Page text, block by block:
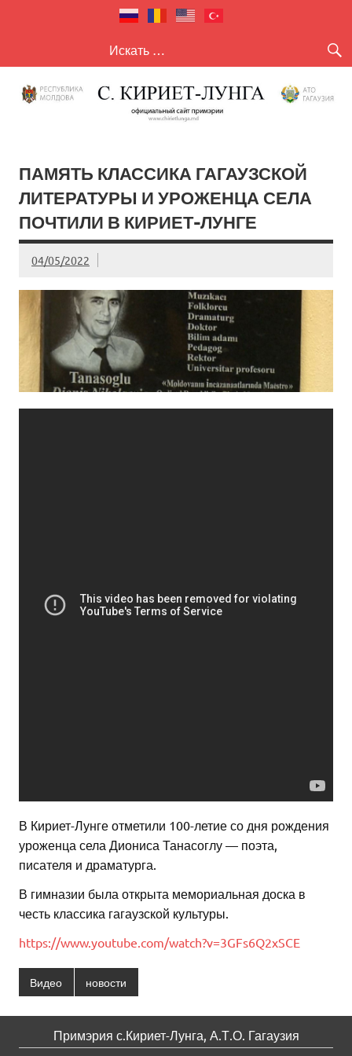
— Лунга
ПАМЯТЬ КЛАССИКА ГАГАУЗСКОЙ
ЛИТЕРАТУРЫ И УРОЖЕНЦА СЕЛА
ПОЧТИЛИ В КИРИЕТ-ЛУНГЕ
04/05/2022
В Кириет-Лунге отметили 100-летие со дня рождения
уроженца села Диониса Танасоглу — поэта,
писателя и драматурга.
В гимназии была открыта мемориальная доска в
честь классика гагаузской культуры.
https://www.youtube.com/watch?v=3GFs6Q2xSCE
Видео новости
Примэрия с.Кириет-Лунга, А.Т.О. Гагаузия